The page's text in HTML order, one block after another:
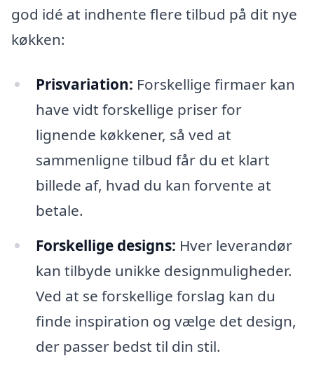
god idé at indhente flere tilbud på dit nye
køkken:
Prisvariation: Forskellige firmaer kan
have vidt forskellige priser for
lignende køkkener, så ved at
sammenligne tilbud får du et klart
billede af, hvad du kan forvente at
betale.
Forskellige designs: Hver leverandør
kan tilbyde unikke designmuligheder.
Ved at se forskellige forslag kan du
finde inspiration og vælge det design,
der passer bedst til din stil.